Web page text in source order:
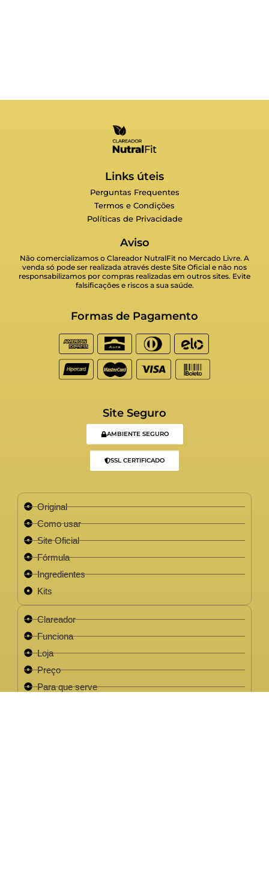
Links úteis
Perguntas Frequentes
Termos e Condições
Políticas de Privacidade
Aviso
Não comercializamos o Clareador NutralFit no Mercado Livre. A
venda só pode ser realizada através deste Site Oficial e não nos
responsabilizamos por compras realizadas em outros sites. Evite
falsificações e riscos a sua saúde.
Formas de Pagamento
Site Seguro
AMBIENTE SEGURO
SSL CERTIFICADO
Original
Como usar
Site Oficial
Fórmula
Ingredientes
Kits
Clareador
Funciona
Loja
Preço
Para que serve